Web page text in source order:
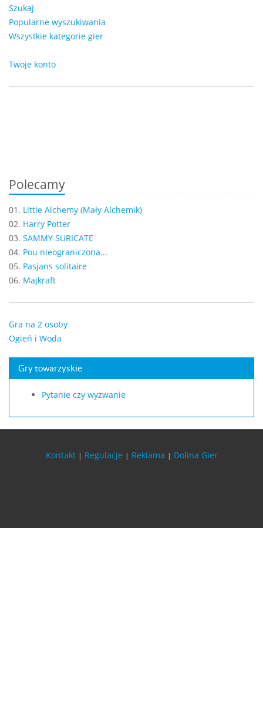
Szukaj
Popularne wyszukiwania
Wszystkie kategorie gier
Twoje konto
Polecamy
01. Little Alchemy (Mały Alchemik)
02. Harry Potter
03. SAMMY SURICATE
04. Pou nieograniczona...
05. Pasjans solitaire
06. Majkraft
Gra na 2 osoby
Ogień i Woda
Gry towarzyskie
Pytanie czy wyzwanie
Kontakt | Regulacje | Reklama | Dolina Gier